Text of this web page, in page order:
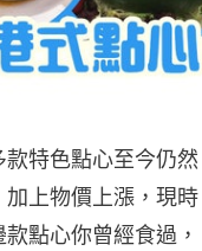
款特色點心至今仍然
上物價上漲，現時
點心你曾經食過，